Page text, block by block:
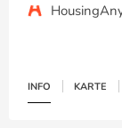
INFO KARTE